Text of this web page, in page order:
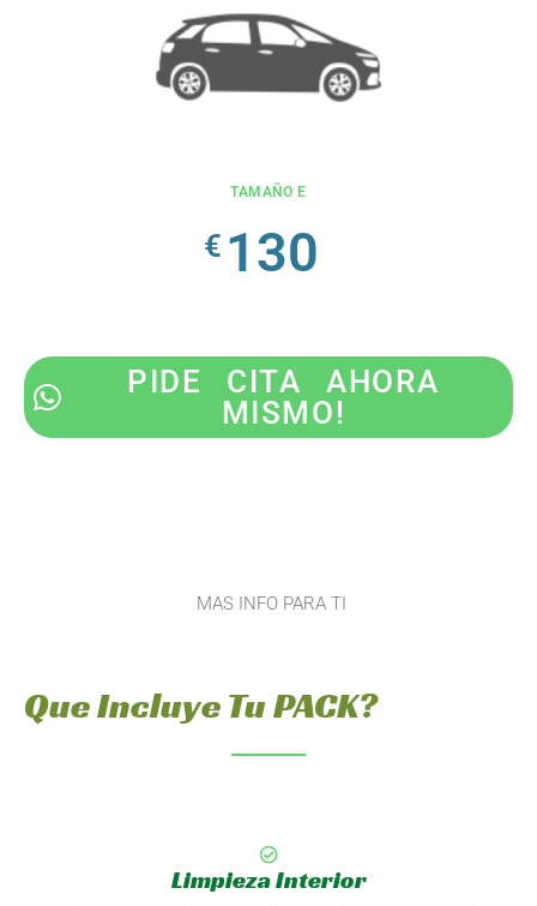
TAMAÑO E
€ 130
PIDE CITA AHORA
MISMO!
MAS INFO PARA TI
Que Incluye Tu PACK?
Limpieza Interior